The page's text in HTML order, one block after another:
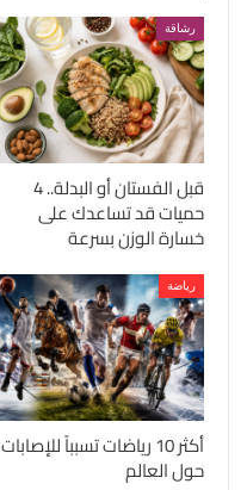
رشاقة
قبل الفستان أو البدلة.. 4
حميات قد تساعدك على
خسارة الوزن بسرعة
رياضة
أكثر 10 رياضات تسبباً للإصابات
حول العالم